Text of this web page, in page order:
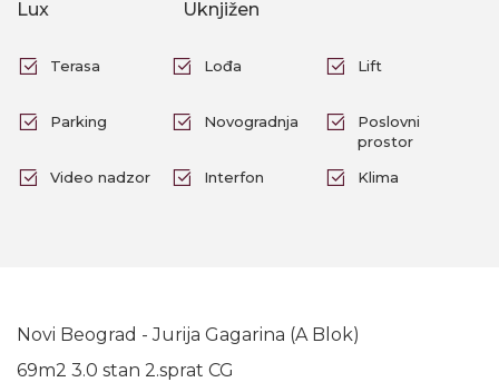
Lux Uknjižen
Terasa Lođa Lift
Parking Novogradnja
Poslovni
prostor
Video nadzor
Interfon Klima
Novi Beograd - Jurija Gagarina (A Blok)
69m2 3.0 stan 2.sprat CG